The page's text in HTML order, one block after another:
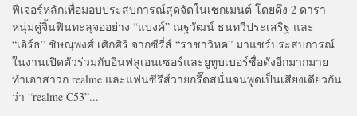
ฟีเจอร์หลักเพื่อมอบประสบการณ์สุดจัดในเซกเมนต์ โดยดึง 2 ดารา
หนุ่มคู่จิ้นฟินทะลุจออย่าง “แบงค์” ณฐวัฒน์ ธนทวีประเสริฐ และ
“เอิร์ธ” ชิษณุพงศ์ เศิกศิริ จากซีรี่ส์ “ราชาวิหค” มาแชร์ประสบการณ์
ในงานเปิดตัวร่วมกับอินฟลูเอนเซอร์และยูทูบเบอร์ชื่อดังอีกมากมาย
ทำเอาสาวก realme และแฟนซีรีส์วายกรี๊ดสนั่นจนพูดเป็นเสียงเดียวกัน
ว่า “realme C53”...